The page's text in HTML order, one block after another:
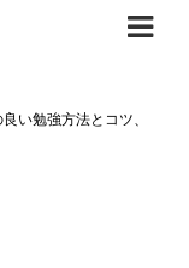
い勉強方法とコツ、